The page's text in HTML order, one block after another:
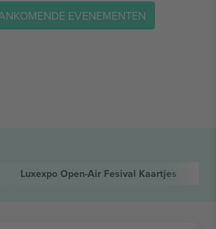
EVENEMENTEN
Luxexpo Open-Air Fesival Kaartjes